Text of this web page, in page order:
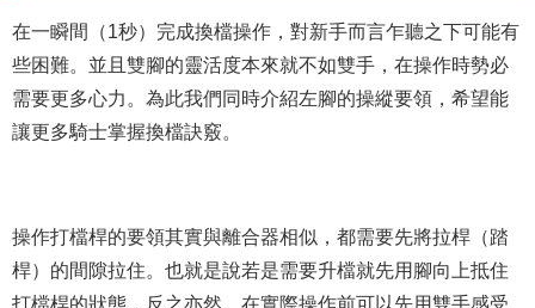
在一瞬間（1秒）完成換檔操作，對新手而言乍聽之下可能有
些困難。並且雙腳的靈活度本來就不如雙手，在操作時勢必
需要更多心力。為此我們同時介紹左腳的操縱要領，希望能
讓更多騎士掌握換檔訣竅。
操作打檔桿的要領其實與離合器相似，都需要先將拉桿（踏
桿）的間隙拉住。也就是說若是需要升檔就先用腳向上抵住
打檔桿的狀態，反之亦然。在實際操作前可以先用雙手感受